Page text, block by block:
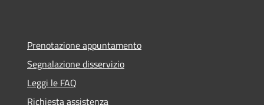
Prenotazione appuntamento
Segnalazione disservizio
Leggi le FAQ
Richiesta assistenza